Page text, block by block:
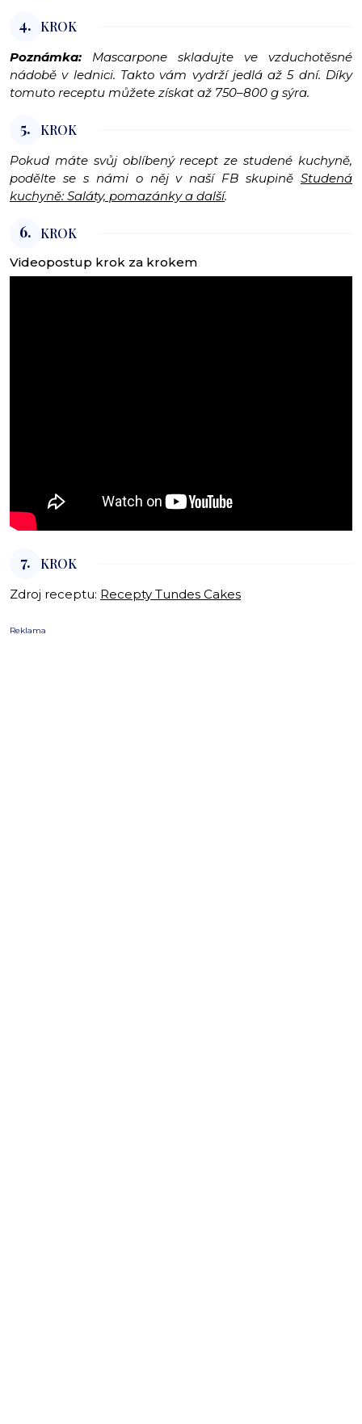
4. KROK
Poznámka: Mascarpone skladujte ve vzduchotěsné
nádobě v lednici. Takto vám vydrží jedlá až 5 dní. Díky
tomuto receptu můžete získat až 750–800 g sýra.
5. KROK
Pokud máte svůj oblíbený recept ze studené kuchyně,
podělte se s námi o něj v naší FB skupině Studená
kuchyně: Saláty, pomazánky a další.
6. KROK
Videopostup krok za krokem
7. KROK
Zdroj receptu: Recepty Tundes Cakes
Reklama